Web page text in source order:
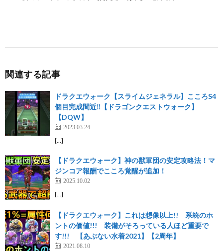
関連する記事
ドラクエウォーク【スライムジェネラル】こころS4
個目完成間近‼️【ドラゴンクエストウォーク】
【DQW】
2023.03.24
[…]
【ドラクエウォーク】神の獣軍団の安定攻略法！マ
ジンコア報酬でこころ覚醒が追加！
2025.10.02
[…]
【ドラクエウォーク】これは想像以上!! 系統のホ
ントの価値!!! 装備がそろっている人ほど重要で
す!!! 【あぶない水着2021】【2周年】
2021.08.10